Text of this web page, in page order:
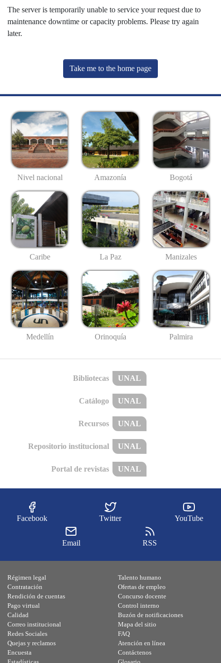
The server is temporarily unable to service your request due to
maintenance downtime or capacity problems. Please try again
later.
Take me to the home page
Nivel nacional Amazonía Bogotá
Caribe La Paz Manizales
Medellín Orinoquía Palmira
Bibliotecas UNAL
Catálogo UNAL
Recursos UNAL
Repositorio institucional UNAL
Portal de revistas UNAL
Facebook Twitter YouTube
Email RSS
Régimen legal
Contratación
Rendición de cuentas
Pago virtual
Calidad
Talento humano
Ofertas de empleo
Concurso docente
Control interno
Buzón de notificaciones
Correo institucional
Redes Sociales
Quejas y reclamos
Encuesta
Mapa del sitio
FAQ
Atención en línea
Contáctenos